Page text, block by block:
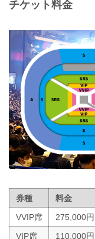
チケット料金
券種 料金
VVIP席
275,000円
VIP席
110,000円